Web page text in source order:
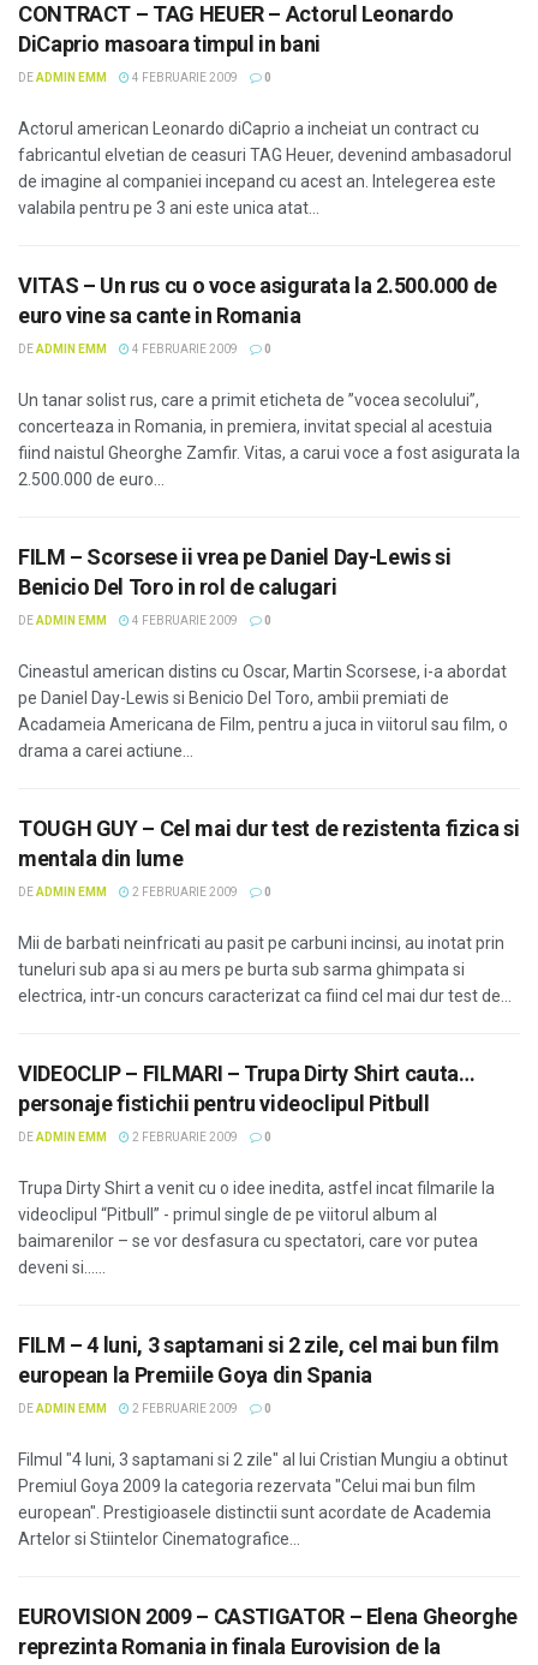
CONTRACT – TAG HEUER – Actorul Leonardo
DiCaprio masoara timpul in bani
DEADMIN EMM 4 FEBRUARIE 2009 0
Actorul american Leonardo diCaprio a incheiat un contract cu
fabricantul elvetian de ceasuri TAG Heuer, devenind ambasadorul
de imagine al companiei incepand cu acest an. Intelegerea este
valabila pentru pe 3 ani este unica atat...
VITAS – Un rus cu o voce asigurata la 2.500.000 de
euro vine sa cante in Romania
DEADMIN EMM 4 FEBRUARIE 2009 0
Un tanar solist rus, care a primit eticheta de ”vocea secolului”,
concerteaza in Romania, in premiera, invitat special al acestuia
fiind naistul Gheorghe Zamfir. Vitas, a carui voce a fost asigurata la
2.500.000 de euro...
FILM – Scorsese ii vrea pe Daniel Day-Lewis si
Benicio Del Toro in rol de calugari
DEADMIN EMM 4 FEBRUARIE 2009 0
Cineastul american distins cu Oscar, Martin Scorsese, i-a abordat
pe Daniel Day-Lewis si Benicio Del Toro, ambii premiati de
Acadameia Americana de Film, pentru a juca in viitorul sau film, o
drama a carei actiune...
TOUGH GUY – Cel mai dur test de rezistenta fizica si
mentala din lume
DEADMIN EMM 2 FEBRUARIE 2009 0
Mii de barbati neinfricati au pasit pe carbuni incinsi, au inotat prin
tuneluri sub apa si au mers pe burta sub sarma ghimpata si
electrica, intr-un concurs caracterizat ca fiind cel mai dur test de...
VIDEOCLIP – FILMARI – Trupa Dirty Shirt cauta…
personaje fistichii pentru videoclipul Pitbull
DEADMIN EMM 2 FEBRUARIE 2009 0
Trupa Dirty Shirt a venit cu o idee inedita, astfel incat filmarile la
videoclipul “Pitbull” - primul single de pe viitorul album al
baimarenilor – se vor desfasura cu spectatori, care vor putea
deveni si......
FILM – 4 luni, 3 saptamani si 2 zile, cel mai bun film
european la Premiile Goya din Spania
DEADMIN EMM 2 FEBRUARIE 2009 0
Filmul "4 luni, 3 saptamani si 2 zile" al lui Cristian Mungiu a obtinut
Premiul Goya 2009 la categoria rezervata "Celui mai bun film
european". Prestigioasele distinctii sunt acordate de Academia
Artelor si Stiintelor Cinematografice...
EUROVISION 2009 – CASTIGATOR – Elena Gheorghe
reprezinta Romania in finala Eurovision de la